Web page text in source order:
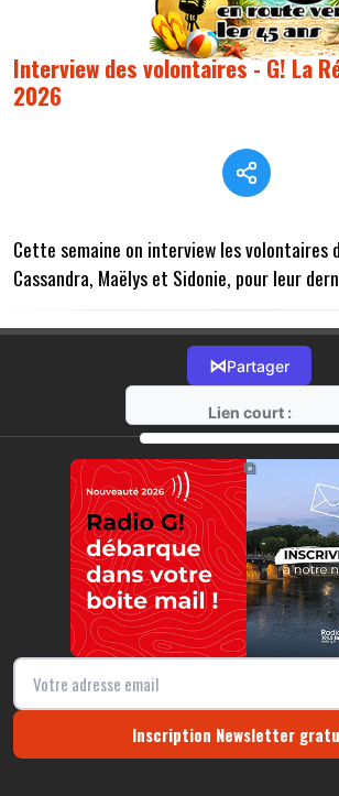
Interview des volontaires - G! La
2026
Cette semaine on interview les volontaires
Cassandra, Maëlys et Sidonie, pour leur
⋈Partager
Lien court :
https://
⧉
Inscription Newsletter